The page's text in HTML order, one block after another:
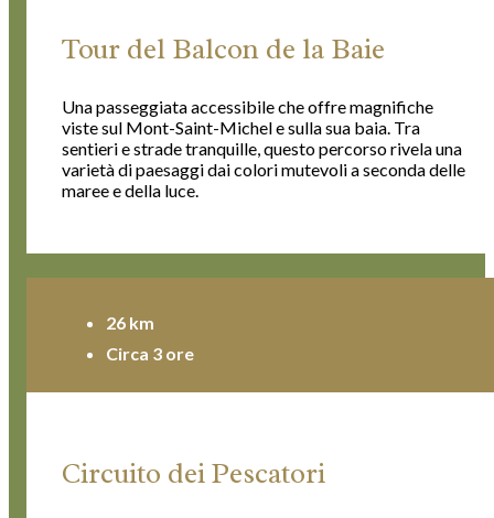
Tour del Balcon de la Baie
Una passeggiata accessibile che offre magnifiche
viste sul Mont-Saint-Michel e sulla sua baia. Tra
sentieri e strade tranquille, questo percorso rivela una
varietà di paesaggi dai colori mutevoli a seconda delle
maree e della luce.
26 km
Circa 3 ore
Circuito dei Pescatori